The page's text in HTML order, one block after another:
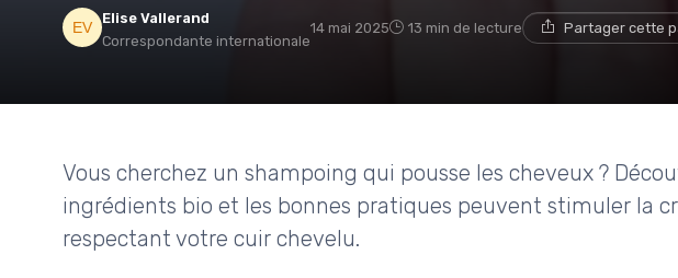
Elise Vallerand
Correspondante internationale
14 mai 2025 13 min de lecture Partager cette
Vous cherchez un shampoing qui pousse les cheveux ?
ingrédients bio et les bonnes pratiques peuvent stimuler la
respectant votre cuir chevelu.